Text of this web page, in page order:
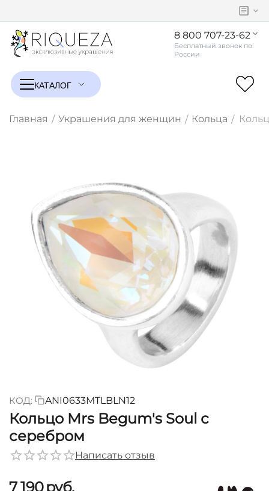
8 800 707-23-62
Главная / Украшения для женщин / Кольца /
КОД: ANI0633MTLBLN12
Кольцо Mrs Begum's Soul с
серебром
Написать отзыв
7 190руб.